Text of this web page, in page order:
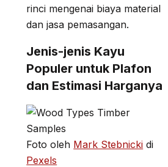
rinci mengenai biaya material
dan jasa pemasangan.
Jenis-jenis Kayu
Populer untuk Plafon
dan Estimasi Harganya
Foto oleh Mark Stebnicki di
Pexels